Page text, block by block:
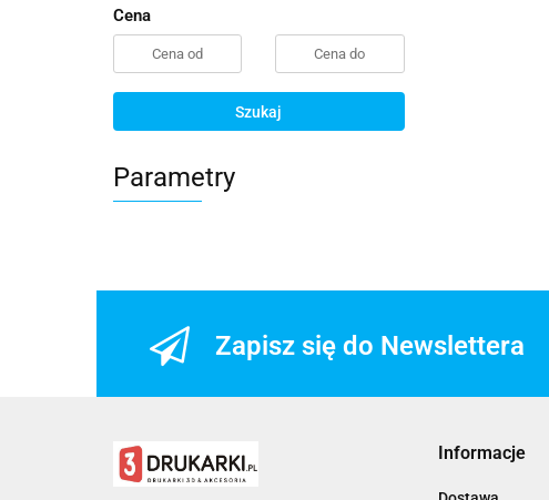
Cena
Szukaj
Parametry
Zapisz się do Newslettera
Informacje